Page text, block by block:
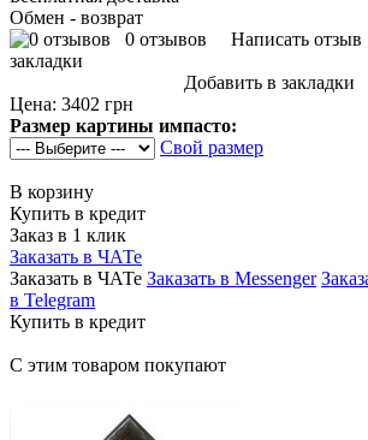
Обмен - возврат
0 отзывов
Написать отзыв
закладки
Добавить в закладки
Цена: 3402 грн
Размер картины импасто:
Свой размер
В корзину
Купить в кредит
Заказ в 1 клик
Заказать в ЧАТе
Заказать в ЧАТе Заказать в Messenger
в Telegram
Купить в кредит
С этим товаром покупают